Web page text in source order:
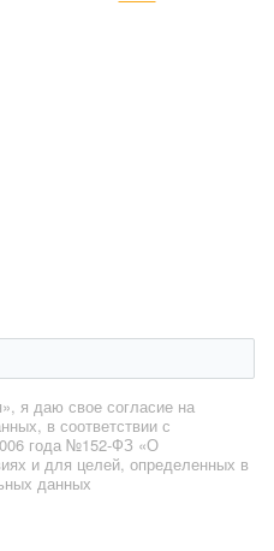
я даю свое согласие на
в соответствии с
года №152-ФЗ «О
и для целей, определенных в
данных